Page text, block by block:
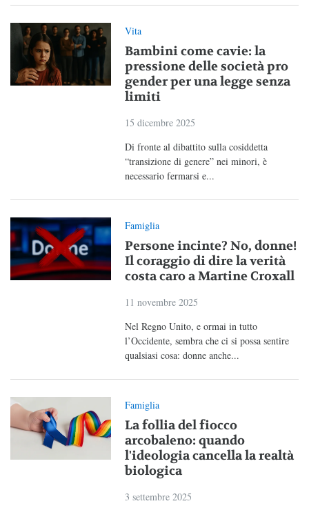
Vita
Bambini come cavie: la
pressione delle società pro
gender per una legge senza
limiti
15 dicembre 2025
Di fronte al dibattito sulla cosiddetta
“transizione di genere” nei minori, è
necessario fermarsi e...
Famiglia
Persone incinte? No, donne!
Il coraggio di dire la verità
costa caro a Martine Croxall
11 novembre 2025
Nel Regno Unito, e ormai in tutto
l’Occidente, sembra che ci si possa sentire
qualsiasi cosa: donne anche...
Famiglia
La follia del fiocco
arcobaleno: quando
l'ideologia cancella la realtà
biologica
3 settembre 2025